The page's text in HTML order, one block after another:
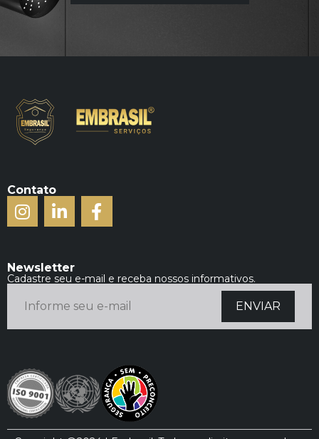
Contato
Newsletter
Cadastre seu e-mail e receba nossos informativos.